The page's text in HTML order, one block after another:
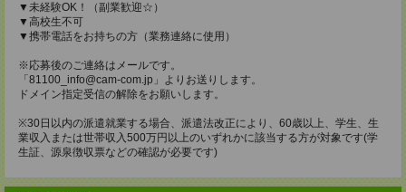
▼未経験OK！（副業歓迎☆）
▼高校生不可
▼携帯電話をお持ちの方（業務連絡に使用）
※応募後のご連絡はメールです。
「81100_info@cam-com.jp」よりお送りします。
ドメイン指定受信の解除をお願いします。
※30日以内の派遣就業する場合、派遣法改正により、60歳以上、学生、生
業収入または世帯収入500万円以上のいずれかに該当する方が対象です(学
生証、源泉徴収票などの確認が必要です)